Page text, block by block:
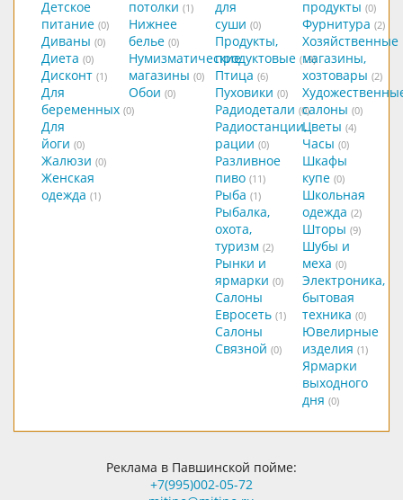
Детское
питание (0)
Диваны (0)
Диета (0)
Дисконт (1)
Для
беременных (0)
Для
йоги (0)
Жалюзи (0)
Женская
одежда (1)
потолки (1)
Нижнее
белье (0)
Нумизматические
магазины (0)
Обои (0)
для
суши (0)
Продукты,
продуктовые (19)
Птица (6)
Пуховики (0)
Радиодетали (0)
Радиостанции,
рации (0)
Разливное
пиво (11)
Рыба (1)
Рыбалка,
охота,
туризм (2)
Рынки и
ярмарки (0)
Салоны
Евросеть (1)
Салоны
Связной (0)
продукты (0)
Фурнитура (2)
Хозяйственные
магазины,
хозтовары (2)
салоны (0)
Цветы (4)
Часы (0)
Шкафы
купе (0)
Школьная
одежда (2)
Шторы (9)
Шубы и
меха (0)
Электроника,
бытовая
техника (0)
Ювелирные
изделия (1)
Ярмарки
выходного
дня (0)
Реклама в Павшинской пойме:
+7(995)002-05-72